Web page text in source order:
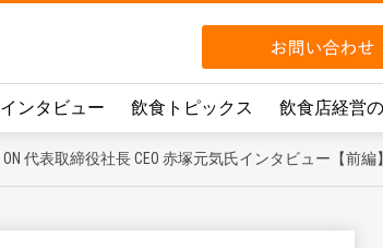
ンタビュー 飲食トピックス 飲食店経営
ON 代表取締役社長 CEO 赤塚元気氏インタビュー【前